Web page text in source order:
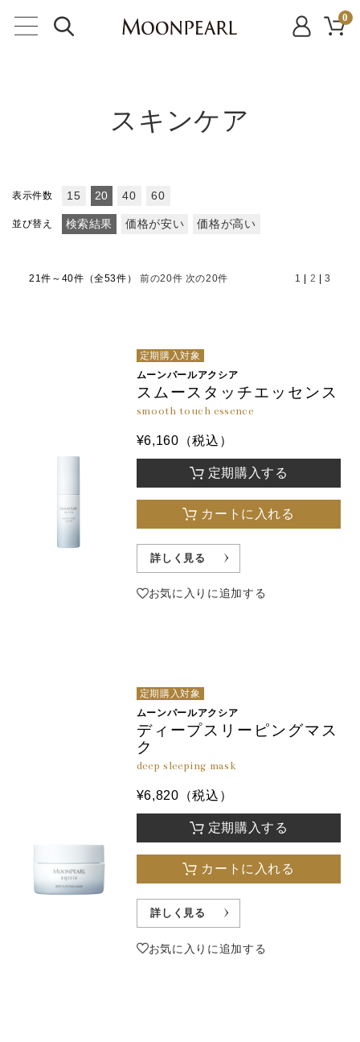
0
スキンケア
表示件数 15 20 40 60
並び替え 検索結果 価格が安い 価格が高い
21件～40件（全53件） 前の20件 次の20件 1 2 |3
定期購入対象
ムーンパールアクシア
スムースタッチエッセンス
smooth touch essence
¥6,160（税込）
定期購入する
カートに入れる
詳しく見る
お気に入りに追加する
定期購入対象
ムーンパールアクシア
ディープスリーピングマス
ク
deep sleeping mask
¥6,820（税込）
定期購入する
カートに入れる
詳しく見る
お気に入りに追加する